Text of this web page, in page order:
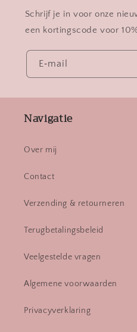
Schrijf je in voor onze
een kortingscode voor
E‑mail
Navigatie
Over mij
Contact
Verzending & retourneren
Terugbetalingsbeleid
Veelgestelde vragen
Algemene voorwaarden
Privacyverklaring